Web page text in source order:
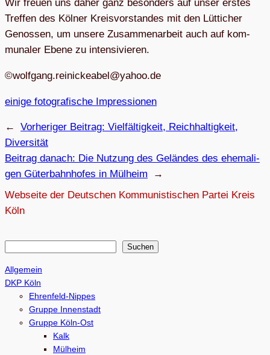
Wir freuen uns daher ganz beson­ders auf unser ers­tes
Tref­fen des Köl­ner Kreis­vor­stan­des mit den Lüt­ti­cher
Genos­sen, um unsere Zusam­men­ar­beit auch auf kom­
mu­na­ler Ebene zu intensivieren.
© ed.oo
hay@l
ebaek
cinie
r.gna
gflow
einige foto­gra­fi­sche Impressionen
← Vorheriger Beitrag: Viel­fäl­tig­keit, Reich­hal­tig­keit,
Diversität
Beitrag danach: Die Nut­zung des Gelän­des des ehe­ma­li­
gen Güter­bahn­ho­fes in Mülheim
→
Webseite der Deutschen Kommunistischen Partei Kreis
Köln
c
Suchen
Allgemein
DKP Köln
Ehrenfeld-Nippes
Gruppe Innenstadt
Gruppe Köln-Ost
Kalk
Mülheim